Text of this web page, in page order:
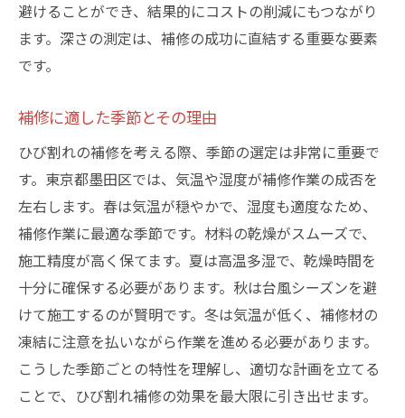
避けることができ、結果的にコストの削減にもつながり
ます。深さの測定は、補修の成功に直結する重要な要素
です。
補修に適した季節とその理由
ひび割れの補修を考える際、季節の選定は非常に重要で
す。東京都墨田区では、気温や湿度が補修作業の成否を
左右します。春は気温が穏やかで、湿度も適度なため、
補修作業に最適な季節です。材料の乾燥がスムーズで、
施工精度が高く保てます。夏は高温多湿で、乾燥時間を
十分に確保する必要があります。秋は台風シーズンを避
けて施工するのが賢明です。冬は気温が低く、補修材の
凍結に注意を払いながら作業を進める必要があります。
こうした季節ごとの特性を理解し、適切な計画を立てる
ことで、ひび割れ補修の効果を最大限に引き出せます。